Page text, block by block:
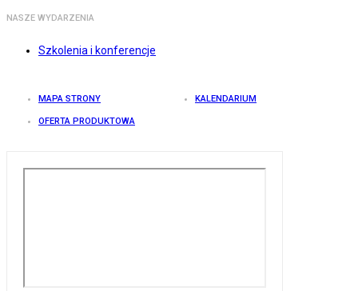
NASZE WYDARZENIA
Szkolenia i konferencje
MAPA STRONY KALENDARIUM
OFERTA PRODUKTOWA